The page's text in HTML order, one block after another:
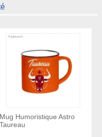
Mug Humoristique Astro
Taureau